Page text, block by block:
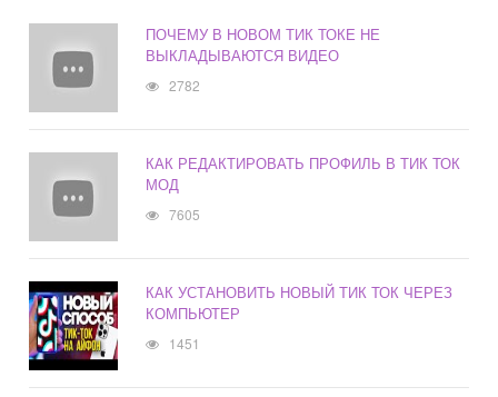
ПОЧЕМУ В НОВОМ ТИК ТОКЕ НЕ
ВЫКЛАДЫВАЮТСЯ ВИДЕО
2782
КАК РЕДАКТИРОВАТЬ ПРОФИЛЬ В ТИК ТОК
МОД
7605
КАК УСТАНОВИТЬ НОВЫЙ ТИК ТОК ЧЕРЕЗ
КОМПЬЮТЕР
1451